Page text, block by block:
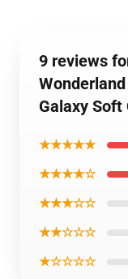
9 reviews
Galaxy Soft
★★★★★
★★★★☆
★★★☆☆
★★☆☆☆
★☆☆☆☆